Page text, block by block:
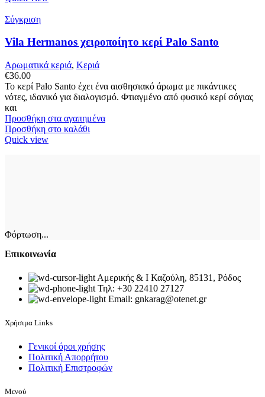
Σύγκριση
Vila Hermanos χειροποίητο κερί Palo Santo
Αρωματικά κεριά, Κεριά
€36.00
Το κερί Palo Santo έχει ένα αισθησιακό άρωμα με πικάντικες
νότες, ιδανικό για διαλογισμό. Φτιαγμένο από φυσικό κερί σόγιας
και
Προσθήκη στα αγαπημένα
Προσθήκη στο καλάθι
Quick view
Φόρτωση...
Επικοινωνία
Αμερικής & Ι Καζούλη, 85131, Ρόδος
Τηλ: +30 22410 27127
Email: gnkarag@otenet.gr
Χρήσιμα Links
Γενικοί όροι χρήσης
Πολιτική Απορρήτου
Πολιτική Επιστροφών
Μενού